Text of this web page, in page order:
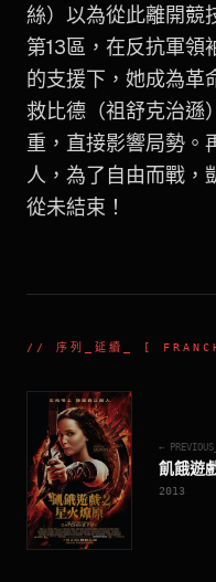
絲）以為從此離開競
第13區，在反抗軍領
的支援下，她成為革
救比德（祖舒克治遜
重，直接影響局勢。
人，為了自由而戰，
從未結束！
// 序列_延續 _ [
←
飢餓遊
2013